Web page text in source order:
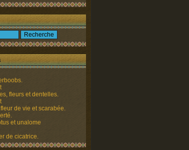
fleurs et dentelles.
de vie et scarabée.
et unalome
de cicatrice.